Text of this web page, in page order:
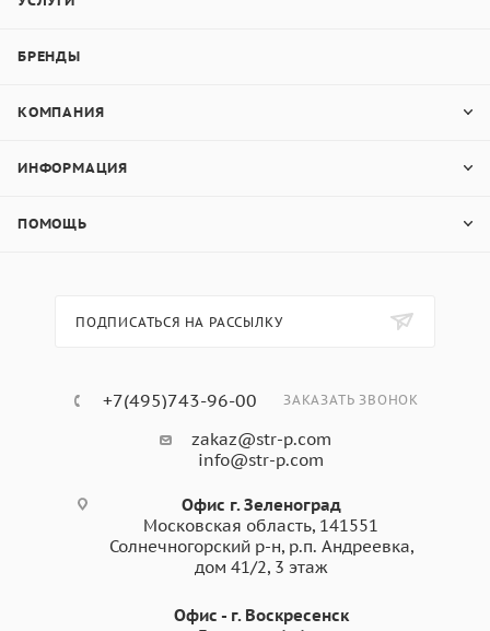
БРЕНДЫ
КОМПАНИЯ
ИНФОРМАЦИЯ
ПОМОЩЬ
ПОДПИСАТЬСЯ НА РАССЫЛКУ
+7(495)743-96-00 ЗАКАЗАТЬ ЗВОНОК
zakaz@str-p.com
info@str-p.com
Офис г. Зеленоград
Московская область, 141551
Солнечногорский р-н, р.п. Андреевка,
дом 41/2, 3 этаж
Офис - г. Воскресенск